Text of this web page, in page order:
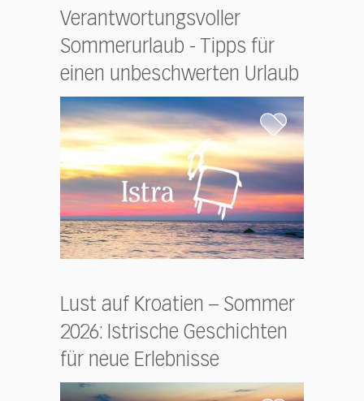
Verantwortungsvoller
Sommerurlaub - Tipps für
einen unbeschwerten Urlaub
Lust auf Kroatien – Sommer
2026: Istrische Geschichten
für neue Erlebnisse